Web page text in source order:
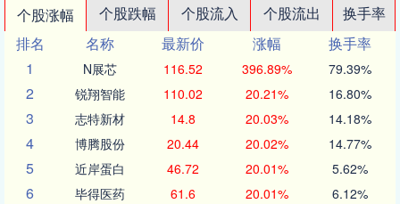
个股涨幅 个股跌幅 个股流入 个股流出
换手率
排名
名称 最新价 涨幅
换手率
1
N展芯 116.52 396.89% 79.39%
2 锐翔智能 110.02 20.21% 16.80%
3 志特新材 14.8 20.03% 14.18%
4 博腾股份 20.44 20.02% 14.77%
5 近岸蛋白 46.72 20.01% 5.62%
6 毕得医药 61.6 20.01% 6.12%